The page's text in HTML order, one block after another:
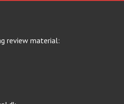
review material: